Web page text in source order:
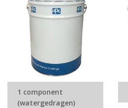
1 component
(watergedragen)